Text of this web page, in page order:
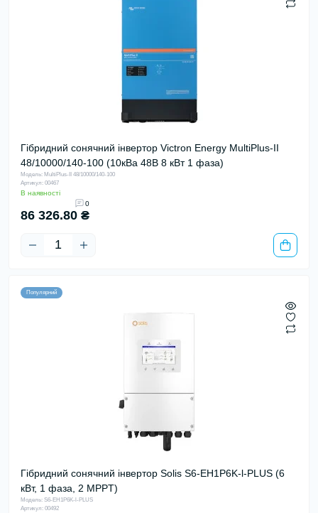
Гібридний сонячний інвертор Victron Energy MultiPlus-II
48/10000/140-100 (10кВа 48В 8 кВт 1 фаза)
Модель: MultiPlus-II 48/10000/140-100
Артикул: 00467
В наявності
0
86 326.80 ₴
Популярний
Гібридний сонячний інвертор Solis S6-EH1P6K-l-PLUS (6
кВт, 1 фаза, 2 MPPT)
Модель: S6-EH1P6K-l-PLUS
Артикул: 00492